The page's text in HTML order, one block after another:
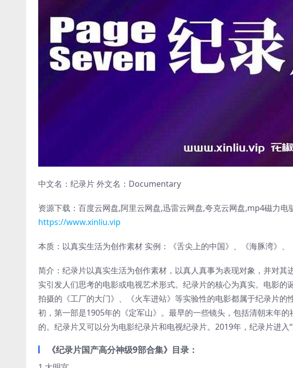
中文名：纪录片 外文名：Documentary
资源下载：百度云网盘,阿里云网盘,迅雷云网盘,夸克云网盘,mp4磁力电
https://www.xinliu.vip
本质：以真实生活为创作素材 实例：《舌尖上的中国》、《海豚湾》
简介：纪录片以真实生活为创作素材，以真人真事为表现对象，并对
实引发人们思考的电影或电视艺术形式。纪录片的核心为真实。电影的
拍摄的《工厂的大门》、《火车进站》等实验性的电影都属于纪录片
初，第一部是1905年的《定军山》。最早的一些镜头，包括清朝末年
的。纪录片又可以分为电影纪录片和电视纪录片。2019年，纪录片进入“
《纪录片国产高分神级9部合集》目录：